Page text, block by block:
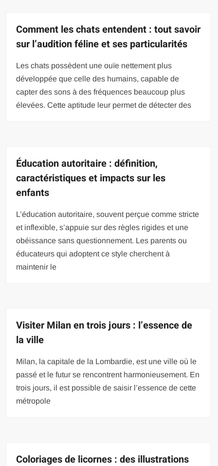
Comment les chats entendent : tout savoir
sur l’audition féline et ses particularités
Les chats possèdent une ouïe nettement plus
développée que celle des humains, capable de
capter des sons à des fréquences beaucoup plus
élevées. Cette aptitude leur permet de détecter des
Éducation autoritaire : définition,
caractéristiques et impacts sur les
enfants
L’éducation autoritaire, souvent perçue comme stricte
et inflexible, s’appuie sur des règles rigides et une
obéissance sans questionnement. Les parents ou
éducateurs qui adoptent ce style cherchent à
maintenir le
Visiter Milan en trois jours : l’essence de
la ville
Milan, la capitale de la Lombardie, est une ville où le
passé et le futur se rencontrent harmonieusement. En
trois jours, il est possible de saisir l’essence de cette
métropole
Coloriages de licornes : des illustrations